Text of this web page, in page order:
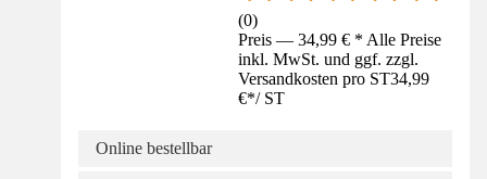
(0)
Preis — 34,99 € * Alle Preise
inkl. MwSt. und ggf. zzgl.
Versandkosten pro ST34,99
€*/ ST
Online bestellbar